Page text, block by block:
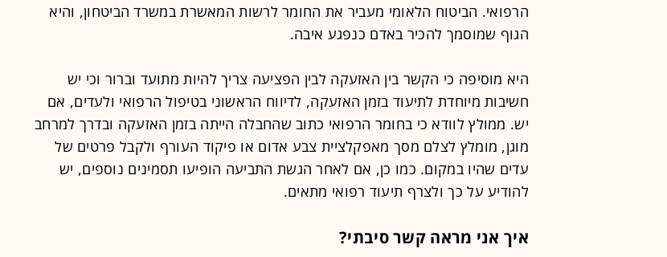
הרפואי. הביטוח הלאומי מעביר את החומר לרשות המאשרת במשרד הביטחון, והיא
הגוף שמוסמך להכיר באדם כנפגע איבה.
היא מוסיפה כי הקשר בין האזעקה לבין הפציעה צריך להיות מתועד וברור וכי יש
חשיבות מיוחדת לתיעוד בזמן האזעקה, לדיווח הראשוני בטיפול הרפואי ולעדים, אם
יש. ממולץ לוודא כי בחומר הרפואי כתוב שהחבלה הייתה בזמן האזעקה ובדרך למרחב
מוגן, מומלץ לצלם מסך מאפקלציית צבע אדום או פיקוד העורף ולקבל פרטים של
עדים שהיו במקום. כמו כן, אם לאחר הגשת התביעה הופיעו תסמינים נוספים, יש
להודיע על כך ולצרף תיעוד רפואי מתאים.
איך אני מראה קשר סיבתי?